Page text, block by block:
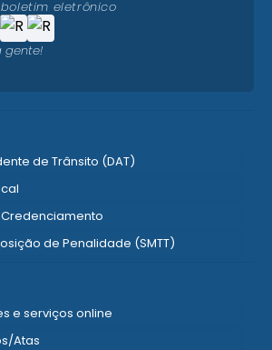
de Trânsito (DAT)
Credenciamento
de Penalidade (SMTT)
e serviços online
Atas
boletim eletrônico
gente!